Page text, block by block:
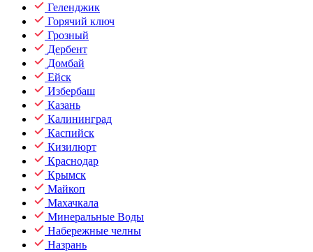
Геленджик
Горячий ключ
Грозный
Дербент
Домбай
Ейск
Избербаш
Казань
Калининград
Каспийск
Кизилюрт
Краснодар
Крымск
Майкоп
Махачкала
Минеральные Воды
Набережные челны
Назрань